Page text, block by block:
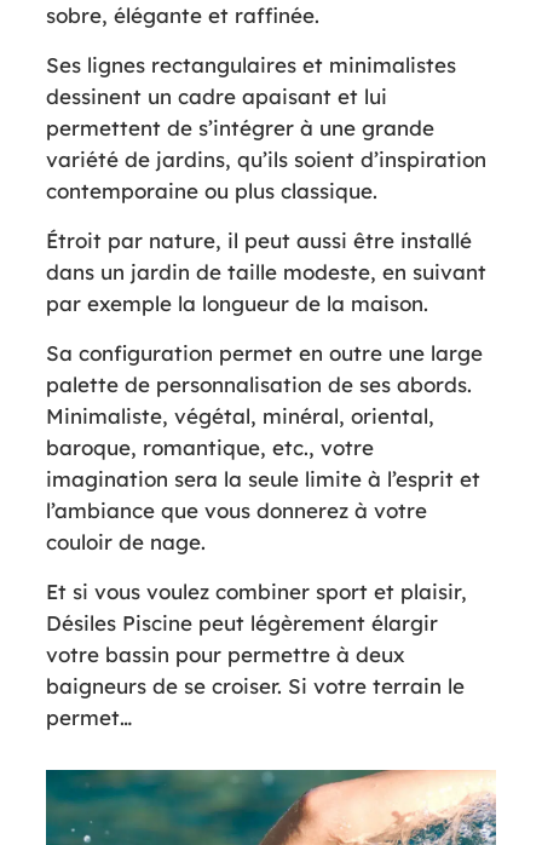
sobre, élégante et raffinée.
Ses lignes rectangulaires et minimalistes
dessinent un cadre apaisant et lui
permettent de s’intégrer à une grande
variété de jardins, qu’ils soient d’inspiration
contemporaine ou plus classique.
Étroit par nature, il peut aussi être installé
dans un jardin de taille modeste, en suivant
par exemple la longueur de la maison.
Sa configuration permet en outre une large
palette de personnalisation de ses abords.
Minimaliste, végétal, minéral, oriental,
baroque, romantique, etc., votre
imagination sera la seule limite à l’esprit et
l’ambiance que vous donnerez à votre
couloir de nage.
Et si vous voulez combiner sport et plaisir,
Désiles Piscine peut légèrement élargir
votre bassin pour permettre à deux
baigneurs de se croiser. Si votre terrain le
permet…